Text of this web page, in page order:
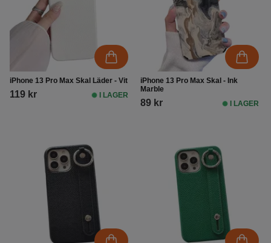
iPhone 13 Pro Max Skal Läder - Vit
119 kr I LAGER
iPhone 13 Pro Max Skal - Ink
Marble
89 kr I LAGER